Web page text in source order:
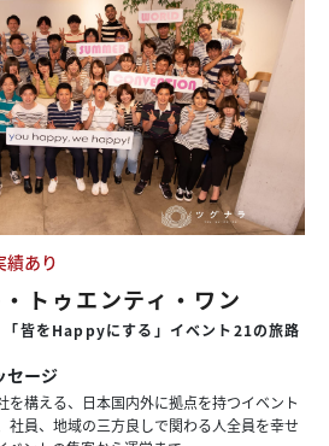
績あり
トゥエンティ・ワン
皆をHappyにする」イベント21の旅路
セージ
を構える、日本国内外に拠点を持つイベント
社員、地域の三方良しで関わる人全員を幸せ